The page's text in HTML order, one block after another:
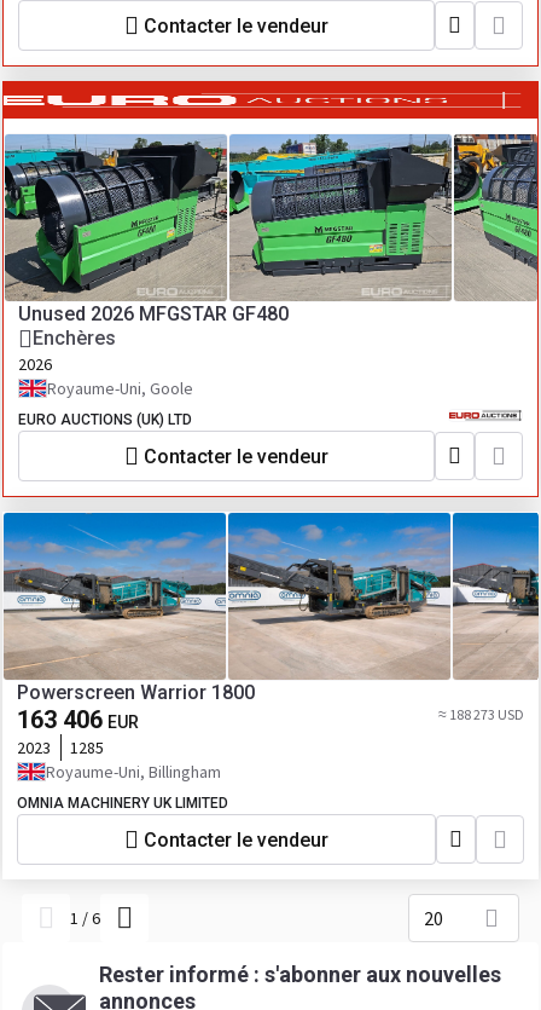
Contacter le vendeur
Unused 2026 MFGSTAR GF480
Enchères
2026
Royaume-Uni, Goole
EURO AUCTIONS (UK) LTD
Contacter le vendeur
Powerscreen Warrior 1800
163 406 EUR ≈ 188 273 USD
2023
1285
Royaume-Uni, Billingham
OMNIA MACHINERY UK LIMITED
Contacter le vendeur
1 /6 20
Rester informé : s'abonner aux nouvelles
annonces